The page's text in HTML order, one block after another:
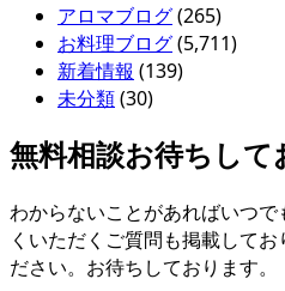
アロマブログ(265)
お料理ブログ(5,711)
新着情報 (139)
未分類(30)
無料相談お待ちして
わからないことがあればいつ
くいただくご質問も掲載して
ださい。お待ちしております。